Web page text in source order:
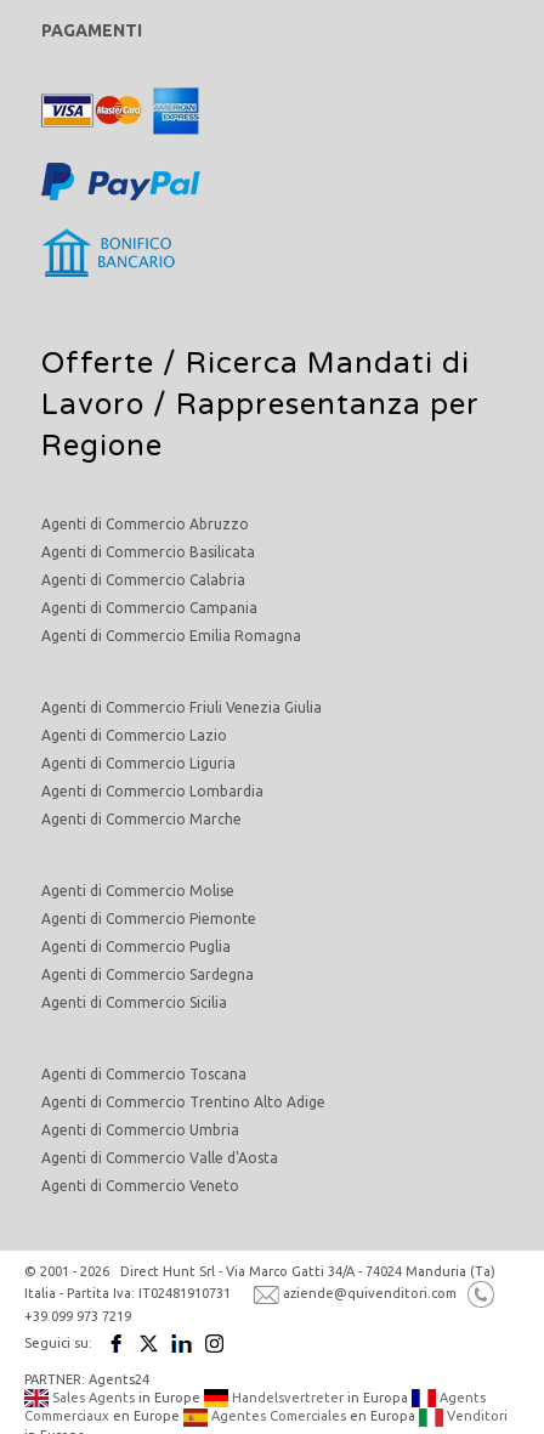
PAGAMENTI
Offerte / Ricerca Mandati di
Lavoro / Rappresentanza per
Regione
Agenti di Commercio Abruzzo
Agenti di Commercio Basilicata
Agenti di Commercio Calabria
Agenti di Commercio Campania
Agenti di Commercio Emilia Romagna
Agenti di Commercio Friuli Venezia Giulia
Agenti di Commercio Lazio
Agenti di Commercio Liguria
Agenti di Commercio Lombardia
Agenti di Commercio Marche
Agenti di Commercio Molise
Agenti di Commercio Piemonte
Agenti di Commercio Puglia
Agenti di Commercio Sardegna
Agenti di Commercio Sicilia
Agenti di Commercio Toscana
Agenti di Commercio Trentino Alto Adige
Agenti di Commercio Umbria
Agenti di Commercio Valle d'Aosta
Agenti di Commercio Veneto
© 2001 - 2026 Direct Hunt Srl - Via Marco Gatti 34/A - 74024 Manduria (Ta)
Italia - Partita Iva: IT02481910731
aziende@quivenditori.com
+39 099 973 7219
Seguici su:
PARTNER: Agents24
Sales Agents in Europe Handelsvertreter in Europa
Agents
Commerciaux en Europe Agentes Comerciales en Europa
Venditori